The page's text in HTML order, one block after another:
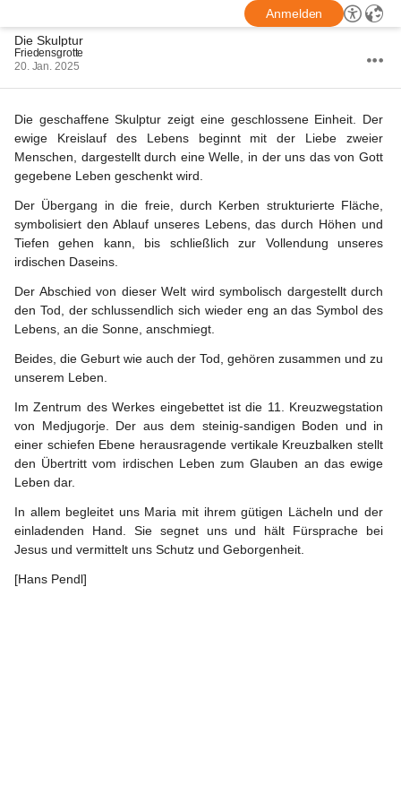
Anmelden
Die Skulptur
Friedensgrotte
20. Jan. 2025
Die geschaffene Skulptur zeigt eine geschlossene Einheit. Der
ewige Kreislauf des Lebens beginnt mit der Liebe zweier
Menschen, dargestellt durch eine Welle, in der uns das von Gott
gegebene Leben geschenkt wird.
Der Übergang in die freie, durch Kerben strukturierte Fläche,
symbolisiert den Ablauf unseres Lebens, das durch Höhen und
Tiefen gehen kann, bis schließlich zur Vollendung unseres
irdischen Daseins.
Der Abschied von dieser Welt wird symbolisch dargestellt durch
den Tod, der schlussendlich sich wieder eng an das Symbol des
Lebens, an die Sonne, anschmiegt.
Beides, die Geburt wie auch der Tod, gehören zusammen und zu
unserem Leben.
Im Zentrum des Werkes eingebettet ist die 11. Kreuzwegstation
von Medjugorje. Der aus dem steinig-sandigen Boden und in
einer schiefen Ebene herausragende vertikale Kreuzbalken stellt
den Übertritt vom irdischen Leben zum Glauben an das ewige
Leben dar.
In allem begleitet uns Maria mit ihrem gütigen Lächeln und der
einladenden Hand. Sie segnet uns und hält Fürsprache bei
Jesus und vermittelt uns Schutz und Geborgenheit.
[Hans Pendl]